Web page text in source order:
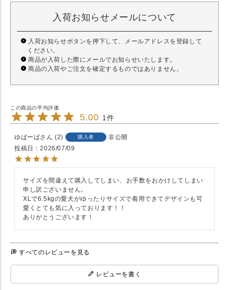
入荷お知らせメールについて
入荷お知らせボタンを押下して、メールアドレスを登録して
ください。
商品が入荷した際にメールでお知らせいたします。
商品の入荷やご注文を確定するものではありません。
5.00 1
ゆばーば 2 購入者
非公開
投稿日
2026/07/09
サイズを間違えて購入してしまい、お手数をおかけしてしまい
申し訳ございません。
XLで6.5kgの愛犬がゆったりサイズで着用できてデザインも可
愛くとても気に入っております！！
ありがとうございます！
すべてのレビューを見る
レビューを書く